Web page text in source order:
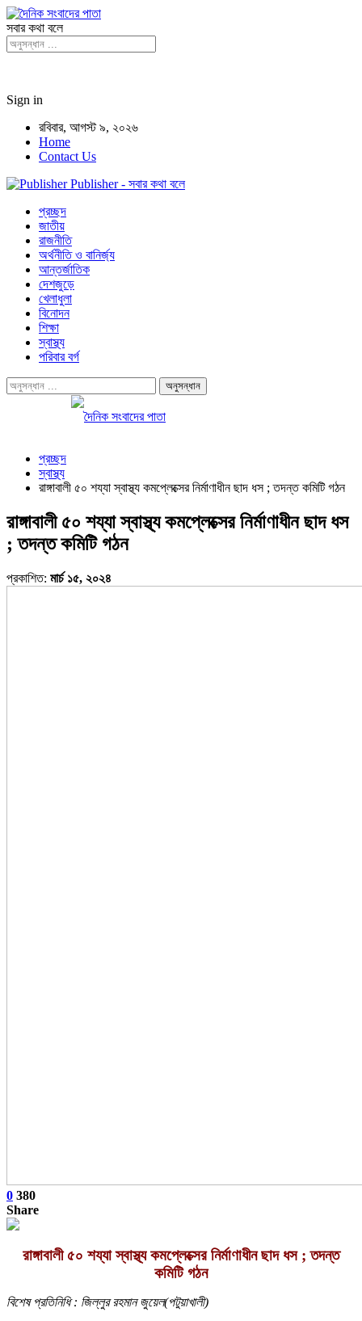
সবার কথা বলে
Sign in
রবিবার, আগস্ট ৯, ২০২৬
Home
Contact Us
Publisher - সবার কথা বলে
প্রচ্ছদ
জাতীয়
রাজনীতি
অর্থনীতি ও বানির্জ্য
আন্তর্জাতিক
দেশজুড়ে
খেলাধুলা
বিনোদন
শিক্ষা
স্বাস্থ্য
পরিবার বর্গ
প্রচ্ছদ
স্বাস্থ্য
রাঙ্গাবালী ৫০ শয্যা স্বাস্থ্য কমপ্লেক্সের নির্মাণাধীন ছাদ ধস ; তদন্ত কমিটি গঠন
রাঙ্গাবালী ৫০ শয্যা স্বাস্থ্য কমপ্লেক্সের নির্মাণাধীন ছাদ ধস
; তদন্ত কমিটি গঠন
প্রকাশিত: মার্চ ১৫, ২০২৪
0 380
Share
রাঙ্গাবালী ৫০ শয্যা স্বাস্থ্য কমপ্লেক্সের নির্মাণাধীন ছাদ ধস ; তদন্ত
কমিটি গঠন
বিশেষ প্রতিনিধি : জিল্লুর রহমান জুয়েল(পটুয়াখালী)